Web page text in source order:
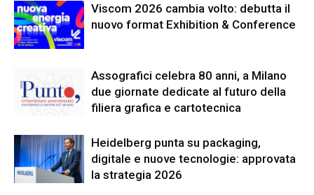
Viscom 2026 cambia volto: debutta il
nuovo format Exhibition & Conference
Assografici celebra 80 anni, a Milano
due giornate dedicate al futuro della
filiera grafica e cartotecnica
Heidelberg punta su packaging,
digitale e nuove tecnologie: approvata
la strategia 2026